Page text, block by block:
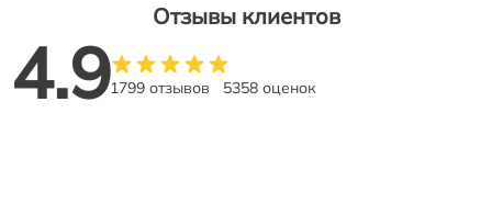
Отзывы клиентов
4.91799 отзывов 5358 оценок